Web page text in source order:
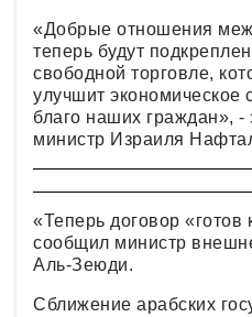
«Добрые отношения
теперь будут
свободной торговле,
улучшит экономическое
благо наших граждан», -
министр Израиля
«Теперь договор «готов
сообщил министр
Аль-Зеюди.
Сближение арабских